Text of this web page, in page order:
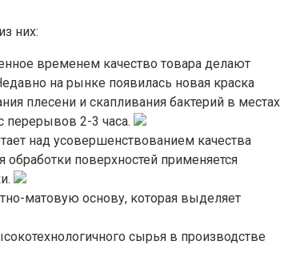
них:
временем качество товара делают
на рынке появилась новая краска
плесени и скапливания бактерий в местах
перерывов 2-3 часа.
над усовершенствованием качества
поверхностей применяется
матовую основу, которая выделяет
сырья в производстве